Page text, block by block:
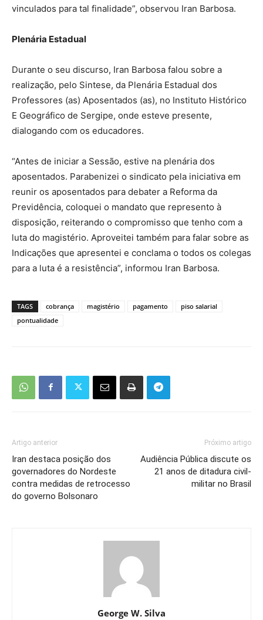
vinculados para tal finalidade”, observou Iran Barbosa.
Plenária Estadual
Durante o seu discurso, Iran Barbosa falou sobre a
realização, pelo Sintese, da Plenária Estadual dos
Professores (as) Aposentados (as), no Instituto Histórico
E Geográfico de Sergipe, onde esteve presente,
dialogando com os educadores.
“Antes de iniciar a Sessão, estive na plenária dos
aposentados. Parabenizei o sindicato pela iniciativa em
reunir os aposentados para debater a Reforma da
Previdência, coloquei o mandato que represento à
disposição, reiterando o compromisso que tenho com a
luta do magistério. Aproveitei também para falar sobre as
Indicações que apresentei e conclama o todos os colegas
para a luta é a resistência”, informou Iran Barbosa.
TAGS cobrança magistério pagamento
piso salarial
pontualidade
Artigo anterior
Iran destaca posição dos
governadores do Nordeste
contra medidas de retrocesso
do governo Bolsonaro
Próximo artigo
Audiência Pública discute os
21 anos de ditadura civil-
militar no Brasil
George W. Silva